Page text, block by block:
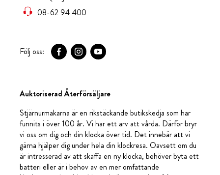
08-62 94 400
Följ oss:
Auktoriserad Återförsäljare
Stjärnurmakarna är en rikstäckande butikskedja som har
funnits i över 100 år. Vi har ett arv att vårda. Därför bryr
vi oss om dig och din klocka över tid. Det innebär att vi
gärna hjälper dig under hela din klockresa. Oavsett om du
är intresserad av att skaffa en ny klocka, behöver byta ett
batteri eller är i behov av en mer omfattande